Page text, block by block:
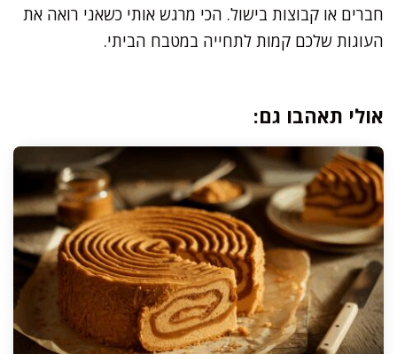
חברים או קבוצות בישול. הכי מרגש אותי כשאני רואה את
העוגות שלכם קמות לתחייה במטבח הביתי.
אולי תאהבו גם: